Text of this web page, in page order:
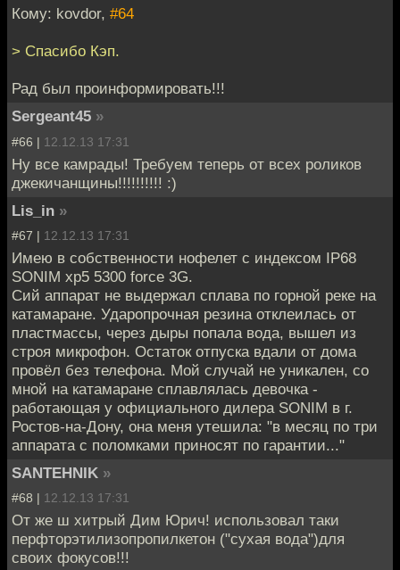
Кому: kovdor, #64
> Спасибо Кэп.
Рад был проинформировать!!!
Sergeant45 »
#66 | 12.12.13 17:31
Ну все камрады! Требуем теперь от всех роликов
джекичанщины!!!!!!!!!! :)
Lis_in »
#67 | 12.12.13 17:31
Имею в собственности нофелет с индексом IP68
SONIM xp5 5300 force 3G.
Сий аппарат не выдержал сплава по горной реке на
катамаране. Ударопрочная резина отклеилась от
пластмассы, через дыры попала вода, вышел из
строя микрофон. Остаток отпуска вдали от дома
провёл без телефона. Мой случай не уникален, со
мной на катамаране сплавлялась девочка -
работающая у официального дилера SONIM в г.
Ростов-на-Дону, она меня утешила: "в месяц по три
аппарата с поломками приносят по гарантии..."
SANTEHNIK »
#68 | 12.12.13 17:31
От же ш хитрый Дим Юрич! использовал таки
перфторэтилизопропилкетон ("сухая вода")для
своих фокусов!!!